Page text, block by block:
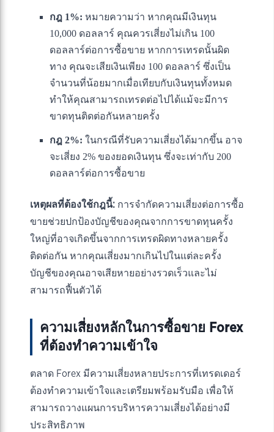
กฎ 1%: หมายความว่า หากคุณมีเงินทุน
10,000 ดอลลาร์ คุณควรเสี่ยงไม่เกิน 100
ดอลลาร์ต่อการซื้อขาย หากการเทรดนั้นผิด
ทาง คุณจะเสียเงินเพียง 100 ดอลลาร์ ซึ่งเป็น
จำนวนที่น้อยมากเมื่อเทียบกับเงินทุนทั้งหมด
ทำให้คุณสามารถเทรดต่อไปได้แม้จะมีการ
ขาดทุนติดต่อกันหลายครั้ง
กฎ 2%: ในกรณีที่รับความเสี่ยงได้มากขึ้น อาจ
จะเสี่ยง 2% ของยอดเงินทุน ซึ่งจะเท่ากับ 200
ดอลลาร์ต่อการซื้อขาย
เหตุผลที่ต้องใช้กฎนี้: การจำกัดความเสี่ยงต่อการซื้อ
ขายช่วยปกป้องบัญชีของคุณจากการขาดทุนครั้ง
ใหญ่ที่อาจเกิดขึ้นจากการเทรดผิดทางหลายครั้ง
ติดต่อกัน หากคุณเสี่ยงมากเกินไปในแต่ละครั้ง
บัญชีของคุณอาจเสียหายอย่างรวดเร็วและไม่
สามารถฟื้นตัวได้
ความเสี่ยงหลักในการซื้อขาย Forex
ที่ต้องทำความเข้าใจ
ตลาด Forex มีความเสี่ยงหลายประการที่เทรดเดอร์
ต้องทำความเข้าใจและเตรียมพร้อมรับมือ เพื่อให้
สามารถวางแผนการบริหารความเสี่ยงได้อย่างมี
ประสิทธิภาพ